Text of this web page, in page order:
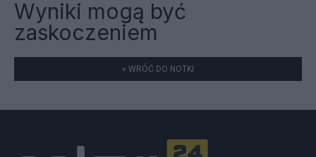
Wyniki mogą być
zaskoczeniem
« WRÓĆ DO NOTKI